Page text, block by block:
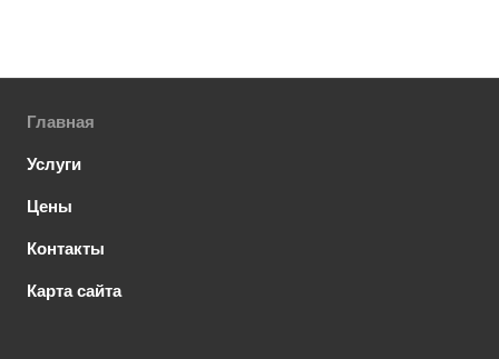
Главная
Услуги
Цены
Контакты
Карта сайта